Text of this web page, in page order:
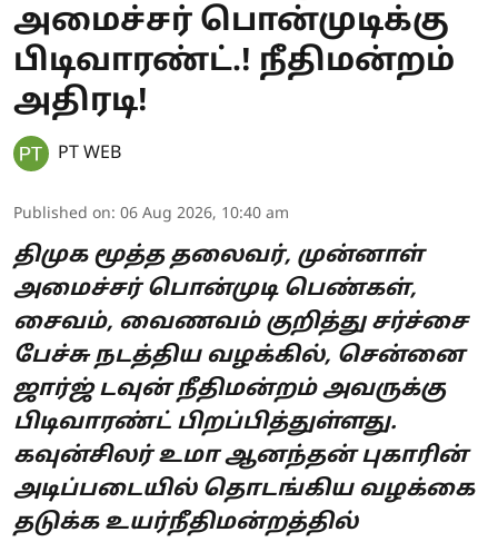
அமைச்சர் பொன்முடிக்கு
பிடிவாரண்ட்.! நீதிமன்றம்
அதிரடி!
PT WEB
Published on: 06 Aug 2026, 10:40 am
திமுக மூத்த தலைவர், முன்னாள்
அமைச்சர் பொன்முடி பெண்கள்,
சைவம், வைணவம் குறித்து சர்ச்சை
பேச்சு நடத்திய வழக்கில், சென்னை
ஜார்ஜ் டவுன் நீதிமன்றம் அவருக்கு
பிடிவாரண்ட் பிறப்பித்துள்ளது.
கவுன்சிலர் உமா ஆனந்தன் புகாரின்
அடிப்படையில் தொடங்கிய வழக்கை
தடுக்க உயர்நீதிமன்றத்தில்